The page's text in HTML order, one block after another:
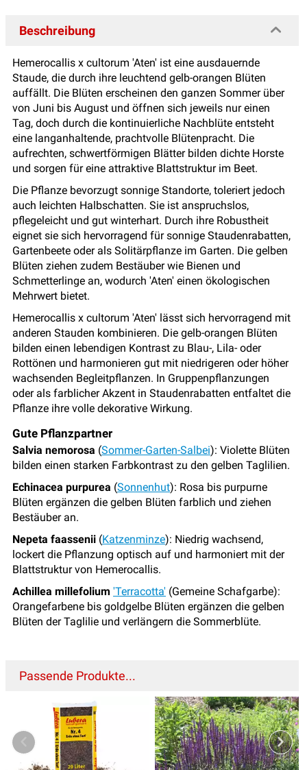
Beschreibung
Hemerocallis x cultorum 'Aten' ist eine ausdauernde
Staude, die durch ihre leuchtend gelb-orangen Blüten
auffällt. Die Blüten erscheinen den ganzen Sommer über
von Juni bis August und öffnen sich jeweils nur einen
Tag, doch durch die kontinuierliche Nachblüte entsteht
eine langanhaltende, prachtvolle Blütenpracht. Die
aufrechten, schwertförmigen Blätter bilden dichte Horste
und sorgen für eine attraktive Blattstruktur im Beet.
Die Pflanze bevorzugt sonnige Standorte, toleriert jedoch
auch leichten Halbschatten. Sie ist anspruchslos,
pflegeleicht und gut winterhart. Durch ihre Robustheit
eignet sie sich hervorragend für sonnige Staudenrabatten,
Gartenbeete oder als Solitärpflanze im Garten. Die gelben
Blüten ziehen zudem Bestäuber wie Bienen und
Schmetterlinge an, wodurch 'Aten' einen ökologischen
Mehrwert bietet.
Hemerocallis x cultorum 'Aten' lässt sich hervorragend mit
anderen Stauden kombinieren. Die gelb-orangen Blüten
bilden einen lebendigen Kontrast zu Blau-, Lila- oder
Rottönen und harmonieren gut mit niedrigeren oder höher
wachsenden Begleitpflanzen. In Gruppenpflanzungen
oder als farblicher Akzent in Staudenrabatten entfaltet die
Pflanze ihre volle dekorative Wirkung.
Gute Pflanzpartner
Salvia nemorosa (Sommer-Garten-Salbei): Violette Blüten
bilden einen starken Farbkontrast zu den gelben Taglilien.
Echinacea purpurea (Sonnenhut): Rosa bis purpurne
Blüten ergänzen die gelben Blüten farblich und ziehen
Bestäuber an.
Nepeta faassenii (Katzenminze): Niedrig wachsend,
lockert die Pflanzung optisch auf und harmoniert mit der
Blattstruktur von Hemerocallis.
Achillea millefolium 'Terracotta' (Gemeine Schafgarbe):
Orangefarbene bis goldgelbe Blüten ergänzen die gelben
Blüten der Taglilie und verlängern die Sommerblüte.
Passende Produkte...